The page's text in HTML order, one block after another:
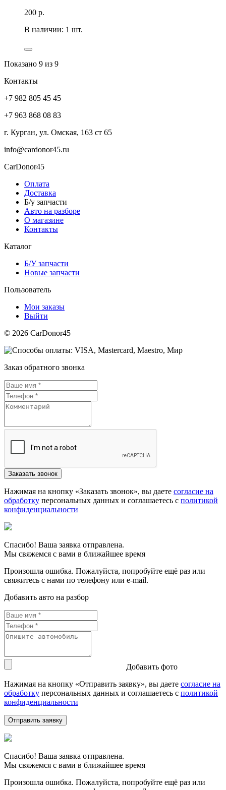
200 р.
В наличии: 1 шт.
Показано 9 из 9
Контакты
+7 982 805 45 45
+7 963 868 08 83
г. Курган, ул. Омская, 163 ст 65
info@cardonor45.ru
CarDonor45
Оплата
Доставка
Б/у запчасти
Авто на разборе
О магазине
Контакты
Каталог
Б/У запчасти
Новые запчасти
Пользователь
Мои заказы
Выйти
© 2026 CarDonor45
Заказ обратного звонка
Нажимая на кнопку «Заказать звонок», вы даете согласие на
обработку персональных данных и соглашаетесь c политикой
конфиденциальности
Спасибо! Ваша заявка отправлена.
Мы свяжемся с вами в ближайшее время
Произошла ошибка. Пожалуйста, попробуйте ещё раз или
свяжитесь с нами по телефону или e-mail.
Добавить авто на разбор
Добавить фото
Нажимая на кнопку «Отправить заявку», вы даете согласие на
обработку персональных данных и соглашаетесь c политикой
конфиденциальности
Спасибо! Ваша заявка отправлена.
Мы свяжемся с вами в ближайшее время
Произошла ошибка. Пожалуйста, попробуйте ещё раз или